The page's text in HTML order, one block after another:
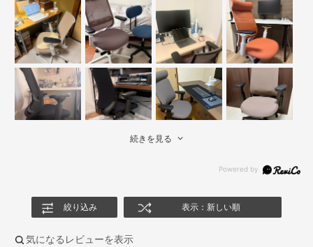
続きを見る
絞り込み 表示：新しい順
気になるレビューを表示